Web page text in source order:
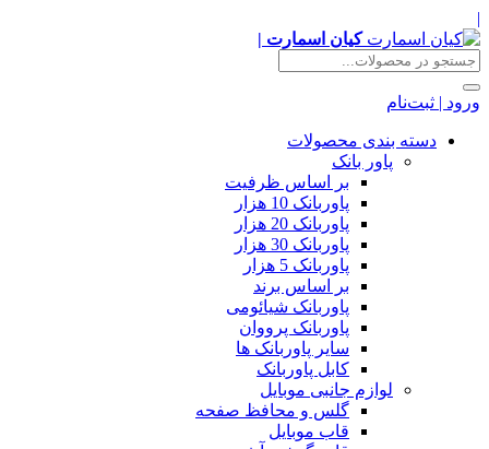
|
کیان اسمارت |
ورود | ثبت‌نام
دسته بندی محصولات
پاور بانک
بر اساس ظرفیت
پاوربانک 10 هزار
پاوربانک 20 هزار
پاوربانک 30 هزار
پاوربانک 5 هزار
بر اساس برند
پاوربانک شیائومی
پاوربانک پرووان
سایر پاوربانک ها
کابل پاوربانک
لوازم جانبی موبایل
گلس و محافظ صفحه
قاب موبایل